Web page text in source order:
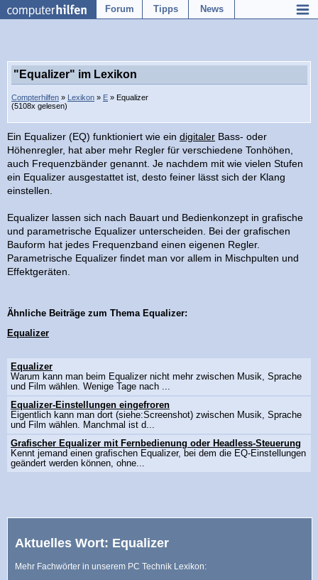
Forum Tipps News
"Equalizer" im Lexikon
Compterhilfen » Lexikon » E » Equalizer
(5108x gelesen)
Ein Equalizer (EQ) funktioniert wie ein digitaler Bass- oder
Höhenregler, hat aber mehr Regler für verschiedene Tonhöhen,
auch Frequenzbänder genannt. Je nachdem mit wie vielen Stufen
ein Equalizer ausgestattet ist, desto feiner lässt sich der Klang
einstellen.
Equalizer lassen sich nach Bauart und Bedienkonzept in grafische
und parametrische Equalizer unterscheiden. Bei der grafischen
Bauform hat jedes Frequenzband einen eigenen Regler.
Parametrische Equalizer findet man vor allem in Mischpulten und
Effektgeräten.
Ähnliche Beiträge zum Thema Equalizer:
Equalizer
Equalizer
Warum kann man beim Equalizer nicht mehr zwischen Musik, Sprache
und Film wählen. Wenige Tage nach ...
Equalizer-Einstellungen eingefroren
Eigentlich kann man dort (siehe:Screenshot) zwischen Musik, Sprache
und Film wählen. Manchmal ist d...
Grafischer Equalizer mit Fernbedienung oder Headless-Steuerung
Kennt jemand einen grafischen Equalizer, bei dem die EQ-Einstellungen
geändert werden können, ohne...
Aktuelles Wort: Equalizer
Mehr Fachwörter in unserem PC Technik Lexikon: